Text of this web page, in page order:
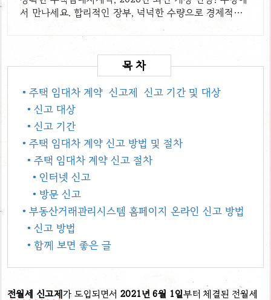
서 만나세요. 합리적인 장부, 넉넉한 수량으로 경제적인
• 주택 임대차 계약 신고제 신고 기간 및 대상
• 신고 대상
• 신고 기간
• 주택 임대차 계약 신고 방법 및 절차
• 주택 임대차 계약 신고 절차
• 인터넷 신고
• 방문 신고
• 부동산거래관리시스템 홈페이지 온라인 신고 방법
• 신고 방법
• 함께 보면 좋은 글
전월세 신고제가 도입되면서 2021년 6월 1일부터 체결된 전월세